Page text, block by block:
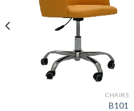
CHAIRS
B101